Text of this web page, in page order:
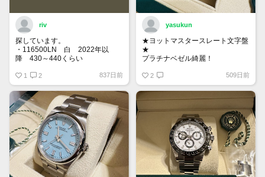
riv
探しています。
・116500LN 白 2022年以
降 430～440くらい
式 120くらい
もし売却を検討している方がいま
したら、お声がけ頂けたら幸いで
す。
1 2 837日前
yasukun
★ヨットマスタースレート文字盤
★
プラチナベゼル綺麗！
2 509日前